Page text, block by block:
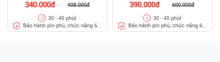
340.000đ 408.000đ
30 - 45 phút
Bảo hành pin phù, chức năng 6
tháng
390.000đ 600.000đ
30 - 45 phút
Bảo hành pin phù, chức năng 6
tháng